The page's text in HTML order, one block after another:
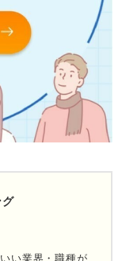
い業界・職種が